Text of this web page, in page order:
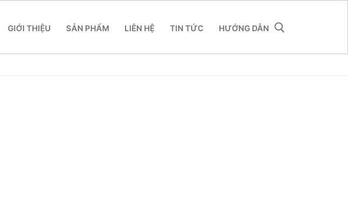
GIỚI THIỆU SẢN PHẨM LIÊN HỆ TIN TỨC HƯỚNG DẪN